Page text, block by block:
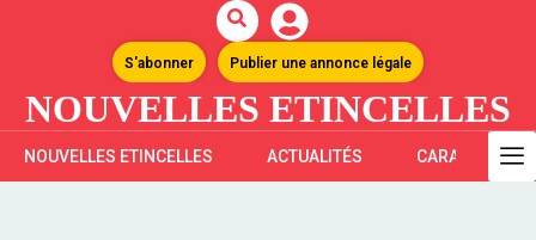
S'abonner Publier une annonce légale
NOUVELLES ETINCELLES
NOUVELLES ETINCELLES ACTUALITÉS CARAÏBES